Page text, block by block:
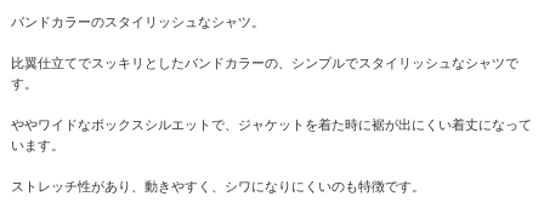
バンドカラーのスタイリッシュなシャツ。
比翼仕立てでスッキリとしたバンドカラーの、シンプルでスタイリッシュなシャツで
す。
ややワイドなボックスシルエットで、ジャケットを着た時に裾が出にくい着丈になって
います。
ストレッチ性があり、動きやすく、シワになりにくいのも特徴です。